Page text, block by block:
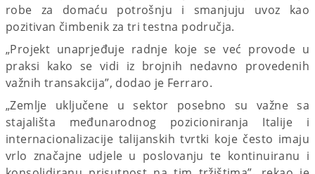
robe za domaću potrošnju i smanjuju uvoz kao
pozitivan čimbenik za tri testna područja.
„Projekt unaprjeđuje radnje koje se već provode u
praksi kako se vidi iz brojnih nedavno provedenih
važnih transakcija”, dodao je Ferraro.
„Zemlje uključene u sektor posebno su važne sa
stajališta međunarodnog pozicioniranja Italije i
internacionalizacije talijanskih tvrtki koje često imaju
vrlo značajne udjele u poslovanju te kontinuiranu i